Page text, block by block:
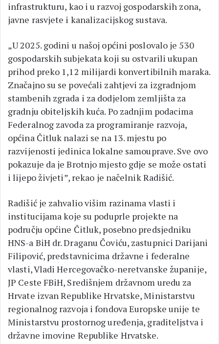
infrastrukturu, kao i u razvoj gospodarskih zona,
javne rasvjete i kanalizacijskog sustava.
„U 2025. godini u našoj općini poslovalo je 530
gospodarskih subjekata koji su ostvarili ukupan
prihod preko 1,12 milijardi konvertibilnih maraka.
Značajno su se povećali zahtjevi za izgradnjom
stambenih zgrada i za dodjelom zemljišta za
gradnju obiteljskih kuća. Po zadnjim podacima
Federalnog zavoda za programiranje razvoja,
općina Čitluk nalazi se na 13. mjestu po
razvijenosti jedinica lokalne samouprave. Sve ovo
pokazuje da je Brotnjo mjesto gdje se može ostati
i lijepo živjeti”, rekao je načelnik Radišić.
Radišić je zahvalio višim razinama vlasti i
institucijama koje su poduprle projekte na
području općine Čitluk, posebno predsjedniku
HNS-a BiH dr. Draganu Čoviću, zastupnici Darijani
Filipović, predstavnicima državne i federalne
vlasti, Vladi Hercegovačko-neretvanske županije,
JP Ceste FBiH, Središnjem državnom uredu za
Hrvate izvan Republike Hrvatske, Ministarstvu
regionalnog razvoja i fondova Europske unije te
Ministarstvu prostornog uređenja, graditeljstva i
državne imovine Republike Hrvatske.